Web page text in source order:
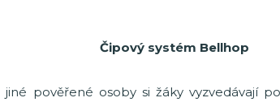
Čipový systém Bellhop
jiné pověřené osoby si žáky vyzvedávají